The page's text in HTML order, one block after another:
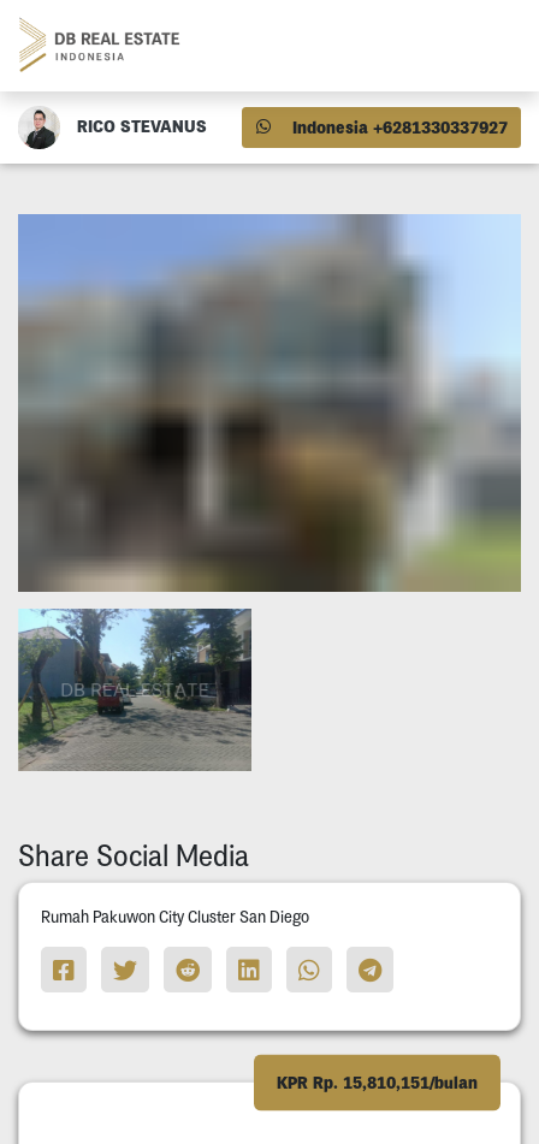
RICO STEVANUS Indonesia +6281330337927
Share Social Media
Rumah Pakuwon City Cluster San Diego
KPR Rp. 15,810,151/bulan